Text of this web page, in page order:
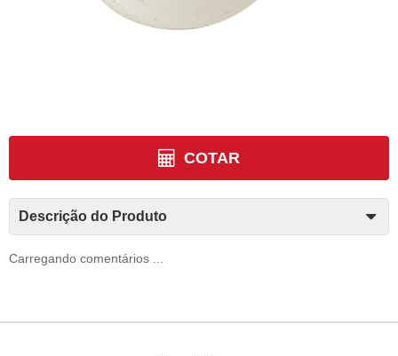
COTAR
Descrição do Produto
Carregando comentários ...